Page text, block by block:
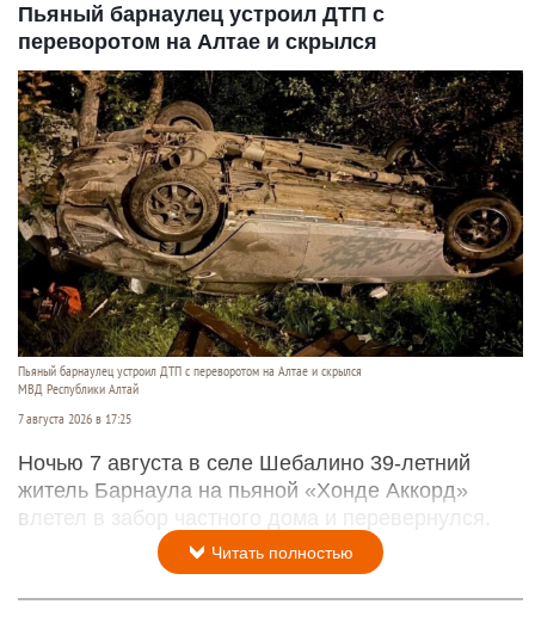
Пьяный барнаулец устроил ДТП с
переворотом на Алтае и скрылся
Пьяный барнаулец устроил ДТП с переворотом на Алтае и скрылся
МВД Республики Алтай
7 августа 2026 в 17:25
Ночью 7 августа в селе Шебалино 39-летний
житель Барнаула на пьяной «Хонде Аккорд»
влетел в забор частного дома и перевернулся.
Читать полностью